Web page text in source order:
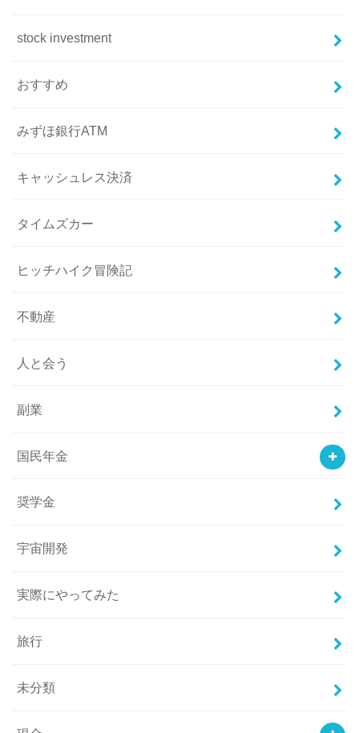
stock investment
おすすめ
みずほ銀行ATM
キャッシュレス決済
タイムズカー
ヒッチハイク冒険記
不動産
人と会う
副業
国民年金
奨学金
宇宙開発
実際にやってみた
旅行
未分類